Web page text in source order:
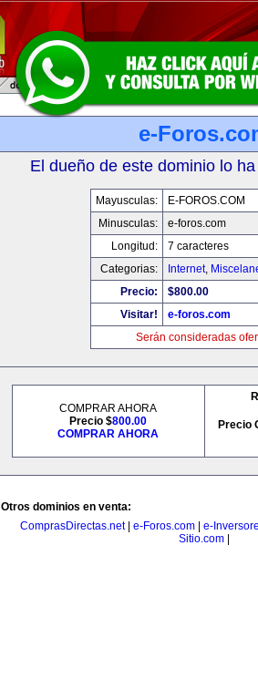
e-
El dueño de este dominio lo
Mayusculas:
E-FOROS.COM
Minusculas:
e-foros.com
Longitud:
7 caracteres
Categorias:
Internet,
Precio:
$800.00
Visitar!
e-foros.com
Serán consideradas
COMPRAR AHORA
Precio $800.00
COMPRAR AHORA
Precio
Otros dominios en venta:
ComprasDirectas.net| e-Foros.com
e-
Sitio.com